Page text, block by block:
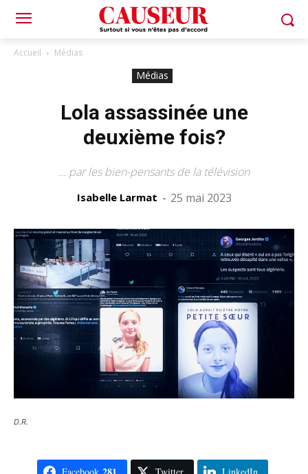
Accueil Médias
Médias
Lola assassinée une
deuxième fois?
… par les bien-pensants de la télévision
Isabelle Larmat - 25 mai 2023
D.R.